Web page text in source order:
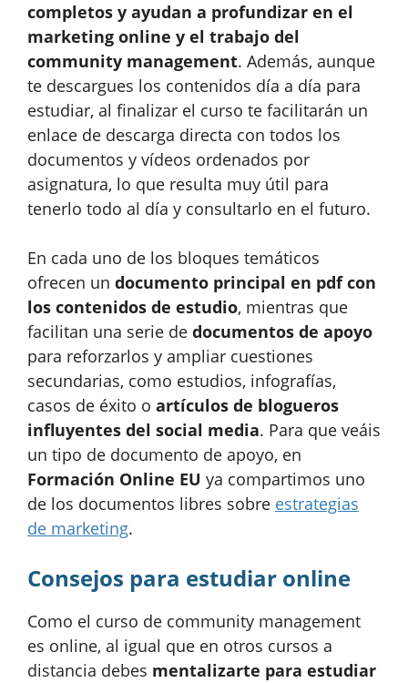
completos y ayudan a profundizar en el
marketing online y el trabajo del
community management. Además, aunque
te descargues los contenidos día a día para
estudiar, al finalizar el curso te facilitarán un
enlace de descarga directa con todos los
documentos y vídeos ordenados por
asignatura, lo que resulta muy útil para
tenerlo todo al día y consultarlo en el futuro.
En cada uno de los bloques temáticos
ofrecen un documento principal en pdf con
los contenidos de estudio, mientras que
facilitan una serie de documentos de apoyo
para reforzarlos y ampliar cuestiones
secundarias, como estudios, infografías,
casos de éxito o artículos de blogueros
influyentes del social media. Para que veáis
un tipo de documento de apoyo, en
Formación Online EU ya compartimos uno
de los documentos libres sobre estrategias
de marketing.
Consejos para estudiar online
Como el curso de community management
es online, al igual que en otros cursos a
distancia debes mentalizarte para estudiar